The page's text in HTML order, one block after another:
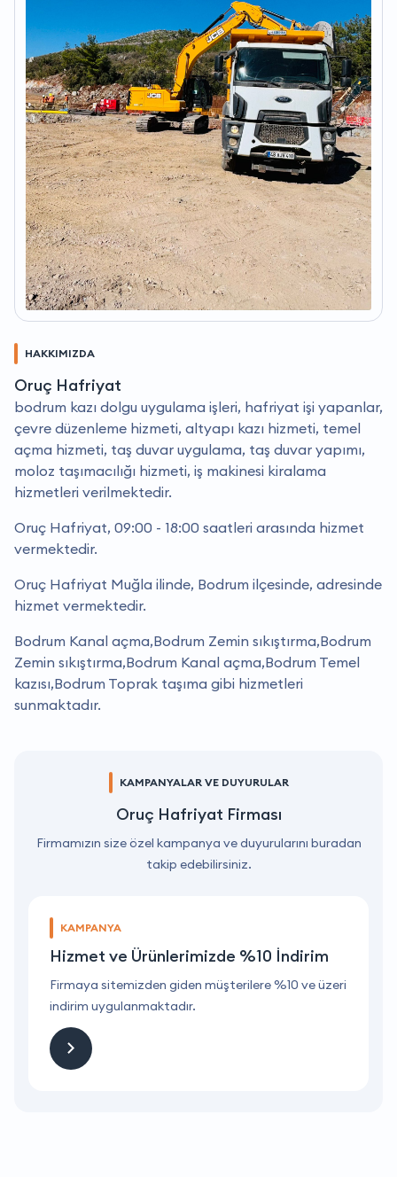
HAKKIMIZDA
Oruç Hafriyat
bodrum kazı dolgu uygulama işleri, hafriyat işi yapanlar,
çevre düzenleme hizmeti, altyapı kazı hizmeti, temel
açma hizmeti, taş duvar uygulama, taş duvar yapımı,
moloz taşımacılığı hizmeti, iş makinesi kiralama
hizmetleri verilmektedir.
Oruç Hafriyat, 09:00 - 18:00 saatleri arasında hizmet
vermektedir.
Oruç Hafriyat Muğla ilinde, Bodrum ilçesinde, adresinde
hizmet vermektedir.
Bodrum Kanal açma,Bodrum Zemin sıkıştırma,Bodrum
Zemin sıkıştırma,Bodrum Kanal açma,Bodrum Temel
kazısı,Bodrum Toprak taşıma gibi hizmetleri
sunmaktadır.
KAMPANYALAR VE DUYURULAR
Oruç Hafriyat Firması
Firmamızın size özel kampanya ve duyurularını buradan
takip edebilirsiniz.
KAMPANYA
Hizmet ve Ürünlerimizde %10 İndirim
Firmaya sitemizden giden müşterilere %10 ve üzeri
indirim uygulanmaktadır.